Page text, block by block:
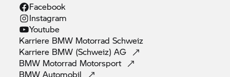
Facebook
Instagram
Youtube
Karriere BMW Motorrad Schweiz
Karriere BMW (Schweiz)AG
BMW Motorrad Motorsport
BMWAutomobil